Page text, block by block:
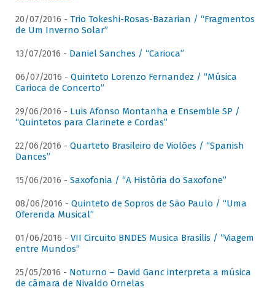
20/07/2016 - Trio Tokeshi-Rosas-Bazarian / “Fragmentos
de Um Inverno Solar”
13/07/2016 - Daniel Sanches / “Carioca”
06/07/2016 - Quinteto Lorenzo Fernandez / “Música
Carioca de Concerto”
29/06/2016 - Luis Afonso Montanha e Ensemble SP /
“Quintetos para Clarinete e Cordas”
22/06/2016 - Quarteto Brasileiro de Violões / “Spanish
Dances”
15/06/2016 - Saxofonia / “A História do Saxofone”
08/06/2016 - Quinteto de Sopros de São Paulo / “Uma
Oferenda Musical”
01/06/2016 - VII Circuito BNDES Musica Brasilis / “Viagem
entre Mundos”
25/05/2016 - Noturno – David Ganc interpreta a música
de câmara de Nivaldo Ornelas